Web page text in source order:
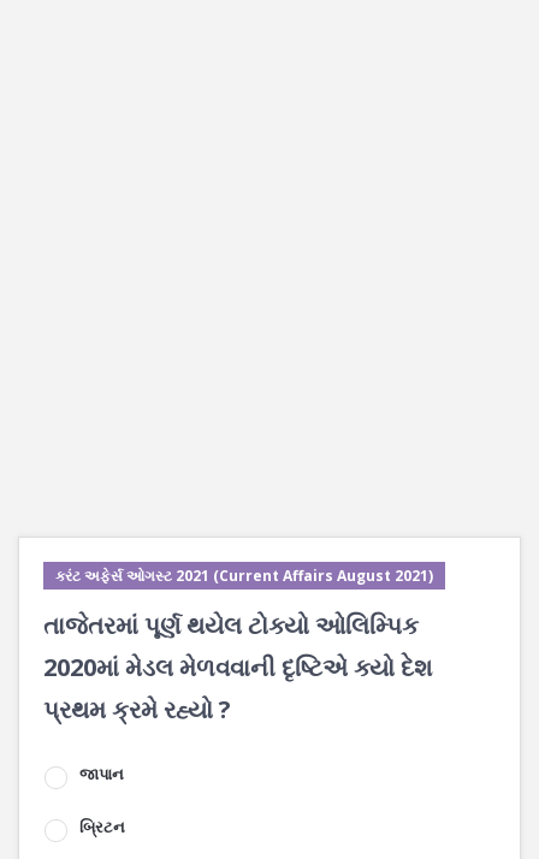
કરંટ અફેર્સ ઓગસ્ટ 2021 (Current Affairs August 2021)
તાજેતરમાં પૂર્ણ થયેલ ટોક્યો ઓલિમ્પિક
2020માં મેડલ મેળવવાની દૃષ્ટિએ ક્યો દેશ
પ્રથમ ક્રમે રહ્યો ?
જાપાન
બ્રિટન